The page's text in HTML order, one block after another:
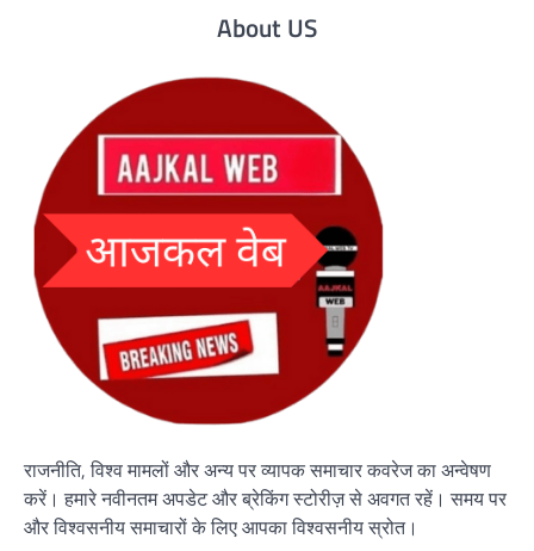
About US
राजनीति, विश्व मामलों और अन्य पर व्यापक समाचार कवरेज का अन्वेषण
करें। हमारे नवीनतम अपडेट और ब्रेकिंग स्टोरीज़ से अवगत रहें। समय पर
और विश्वसनीय समाचारों के लिए आपका विश्वसनीय स्रोत।